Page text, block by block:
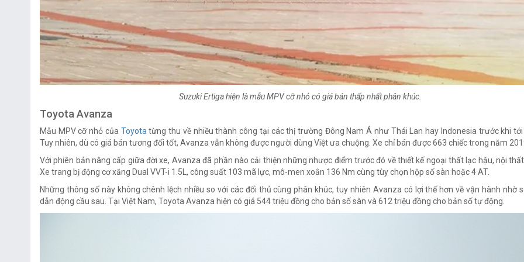
Suzuki Ertiga hiện là mẫu MPV cỡ nhỏ có giá bán thấp nhất phân khúc.
Toyota Avanza
Mẫu MPV cỡ nhỏ của Toyotatừng thu về nhiều thành công tại các thị trường Đông Nam Á như Thái Lan hay Indonesia trước khi tới
Tuy nhiên, dù có giá bán tương đối tốt, Avanza vẫn không được người dùng Việt ưa chuộng. Xe chỉ bán được 663 chiếc trong năm
Với phiên bản nâng cấp giữa đời xe, Avanza đã phần nào cải thiện những nhược điểm trước đó về thiết kế ngoại thất lạc hậu, nội
Xe trang bị động cơ xăng Dual VVT-i 1.5L, công suất 103 mã lực, mô-men xoắn 136 Nm cùng tùy chọn hộp số sàn hoặc 4 AT.
Những thông số này không chênh lệch nhiều so với các đối thủ cùng phân khúc, tuy nhiên Avanza có lợi thế hơn về vận hành nhờ
dẫn động cầu sau. Tại Việt Nam, Toyota Avanza hiện có giá 544 triệu đồng cho bản số sàn và 612 triệu đồng cho bản số tự động.